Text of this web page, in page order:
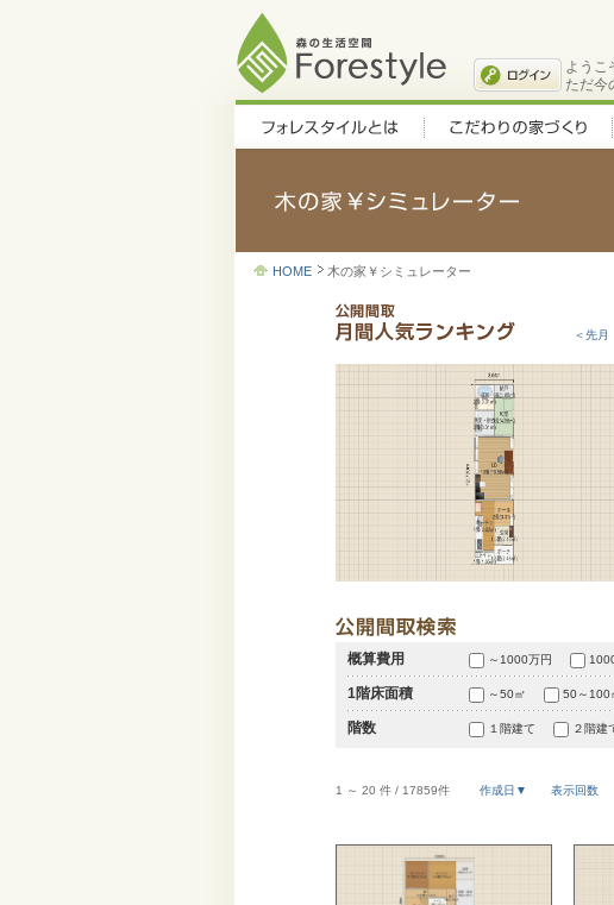
ようこ
ただ今
HOME 木の家￥シミュレーター
＜先月
概算費用 ～1000万円
1階床面積 ～50㎡ 50～100
階数 １階建て ２階建
1 ～ 20 件 / 17859件 作成日▼ 表示回数